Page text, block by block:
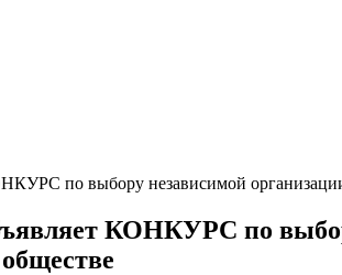
по выбору независимой
КОНКУРС по